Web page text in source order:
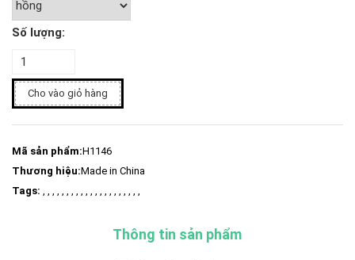
Số lượng:
Cho vào giỏ hàng
Mã sản phẩm:H1146
Thương hiệu:Made in China
Tags: , , , , , , , , , , , , , , , , , , , , ,
Thông tin sản phẩm